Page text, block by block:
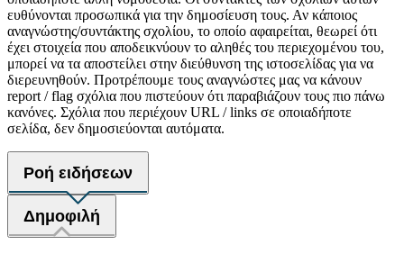
ευθύνονται προσωπικά για την δημοσίευση τους. Αν κάποιος
αναγνώστης/συντάκτης σχολίου, το οποίο αφαιρείται, θεωρεί ότι
έχει στοιχεία που αποδεικνύουν το αληθές του περιεχομένου του,
μπορεί να τα αποστείλει στην διεύθυνση της ιστοσελίδας για να
διερευνηθούν. Προτρέπουμε τους αναγνώστες μας να κάνουν
report / flag σχόλια που πιστεύουν ότι παραβιάζουν τους πιο πάνω
κανόνες. Σχόλια που περιέχουν URL / links σε οποιαδήποτε
σελίδα, δεν δημοσιεύονται αυτόματα.
Ροή ειδήσεων
Δημοφιλή